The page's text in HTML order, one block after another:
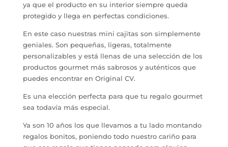
ya que el producto en su interior siempre queda
protegido y llega en perfectas condiciones.
En este caso nuestras mini cajitas son simplemente
geniales. Son pequeñas, ligeras, totalmente
personalizables y está llenas de una selección de los
productos gourmet más sabrosos y auténticos que
puedes encontrar en Original CV.
Es una elección perfecta para que tu regalo gourmet
sea todavía más especial.
Ya son 10 años los que llevamos a tu lado montando
regalos bonitos, poniendo todo nuestro cariño para